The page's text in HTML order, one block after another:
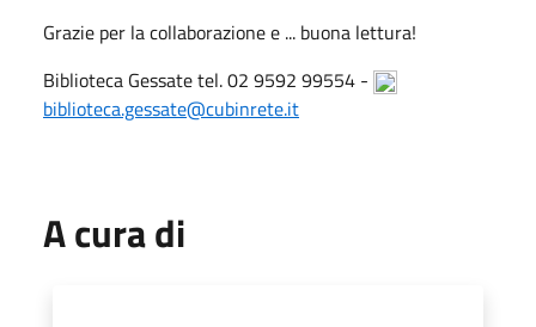
Grazie per la collaborazione e ... buona lettura!
Biblioteca Gessate tel.02 9592 99554 -
biblioteca.gessate@cubinrete.it
A cura di